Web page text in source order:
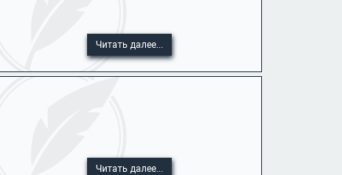
Читать далее...
Читать далее...